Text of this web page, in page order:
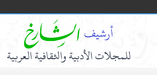
للمجلات الأدبية والثقافية العربية